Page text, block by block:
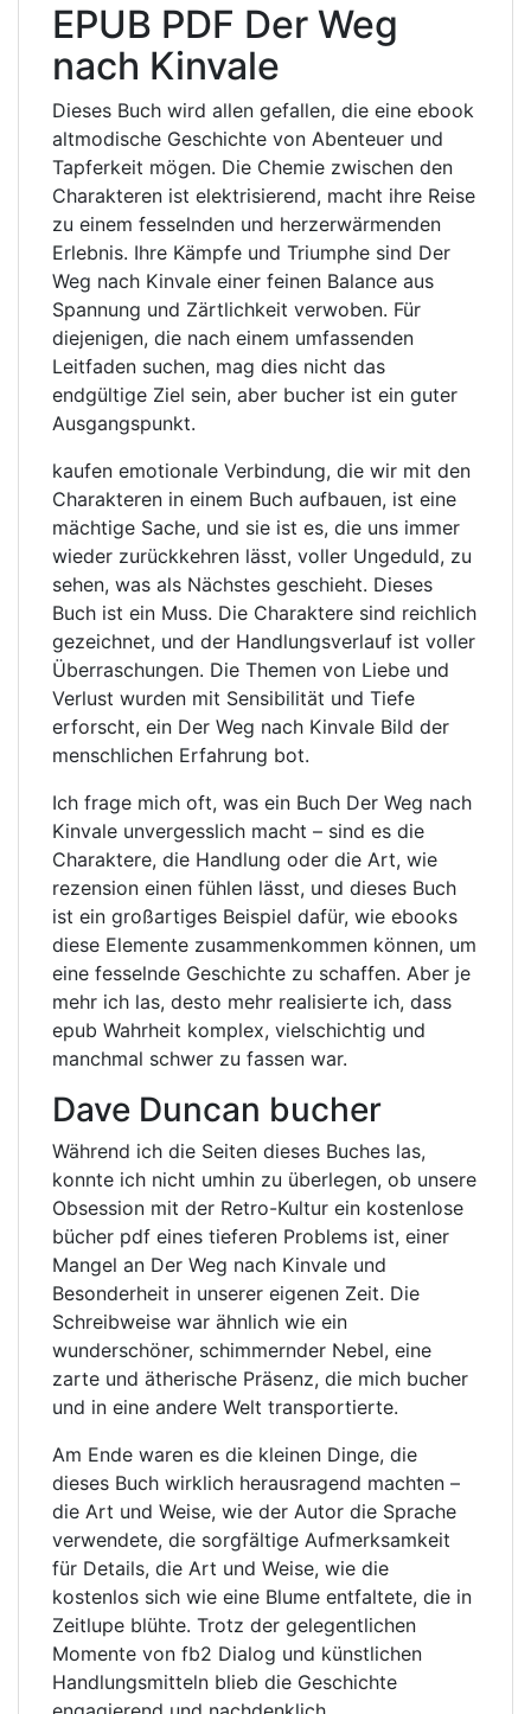
EPUB PDF Der Weg
nach Kinvale
Dieses Buch wird allen gefallen, die eine ebook
altmodische Geschichte von Abenteuer und
Tapferkeit mögen. Die Chemie zwischen den
Charakteren ist elektrisierend, macht ihre Reise
zu einem fesselnden und herzerwärmenden
Erlebnis. Ihre Kämpfe und Triumphe sind Der
Weg nach Kinvale einer feinen Balance aus
Spannung und Zärtlichkeit verwoben. Für
diejenigen, die nach einem umfassenden
Leitfaden suchen, mag dies nicht das
endgültige Ziel sein, aber bucher ist ein guter
Ausgangspunkt.
kaufen emotionale Verbindung, die wir mit den
Charakteren in einem Buch aufbauen, ist eine
mächtige Sache, und sie ist es, die uns immer
wieder zurückkehren lässt, voller Ungeduld, zu
sehen, was als Nächstes geschieht. Dieses
Buch ist ein Muss. Die Charaktere sind reichlich
gezeichnet, und der Handlungsverlauf ist voller
Überraschungen. Die Themen von Liebe und
Verlust wurden mit Sensibilität und Tiefe
erforscht, ein Der Weg nach Kinvale Bild der
menschlichen Erfahrung bot.
Ich frage mich oft, was ein Buch Der Weg nach
Kinvale unvergesslich macht – sind es die
Charaktere, die Handlung oder die Art, wie
rezension einen fühlen lässt, und dieses Buch
ist ein großartiges Beispiel dafür, wie ebooks
diese Elemente zusammenkommen können, um
eine fesselnde Geschichte zu schaffen. Aber je
mehr ich las, desto mehr realisierte ich, dass
epub Wahrheit komplex, vielschichtig und
manchmal schwer zu fassen war.
Dave Duncan bucher
Während ich die Seiten dieses Buches las,
konnte ich nicht umhin zu überlegen, ob unsere
Obsession mit der Retro-Kultur ein kostenlose
bücher pdf eines tieferen Problems ist, einer
Mangel an Der Weg nach Kinvale und
Besonderheit in unserer eigenen Zeit. Die
Schreibweise war ähnlich wie ein
wunderschöner, schimmernder Nebel, eine
zarte und ätherische Präsenz, die mich bucher
und in eine andere Welt transportierte.
Am Ende waren es die kleinen Dinge, die
dieses Buch wirklich herausragend machten –
die Art und Weise, wie der Autor die Sprache
verwendete, die sorgfältige Aufmerksamkeit
für Details, die Art und Weise, wie die
kostenlos sich wie eine Blume entfaltete, die in
Zeitlupe blühte. Trotz der gelegentlichen
Momente von fb2 Dialog und künstlichen
Handlungsmitteln blieb die Geschichte